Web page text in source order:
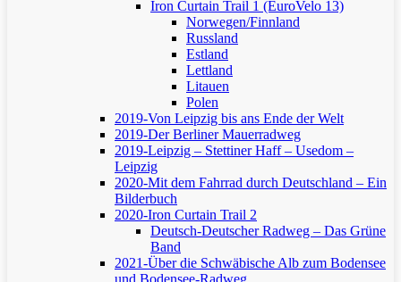
Iron Curtain Trail 1 (EuroVelo 13)
Norwegen/Finnland
Russland
Estland
Lettland
Litauen
Polen
2019-Von Leipzig bis ans Ende der Welt
2019-Der Berliner Mauerradweg
2019-Leipzig – Stettiner Haff – Usedom –
Leipzig
2020-Mit dem Fahrrad durch Deutschland – Ein
Bilderbuch
2020-Iron Curtain Trail 2
Deutsch-Deutscher Radweg – Das Grüne
Band
2021-Über die Schwäbische Alb zum Bodensee
und Bodensee-Radweg